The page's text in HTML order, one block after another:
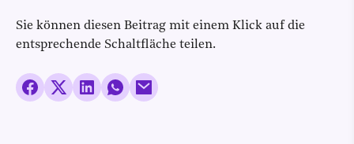
Sie können diesen Beitrag mit einem Klick auf die
entsprechende Schaltfläche teilen.